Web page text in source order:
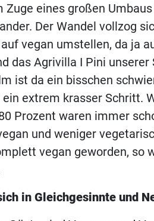
eines großen
Der Wandel vollzog
vegan umstellen, da ja
das Agrivilla I Pini
ist da ein bisschen
extrem krasser Schritt.
Prozent waren immer
und weniger
vegan geworden, so
in Gleichgesinnte und